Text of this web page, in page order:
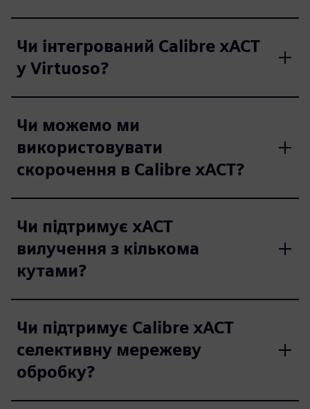
Чи інтегрований Calibre xACT
у Virtuoso?
Чи можемо ми
використовувати
скорочення в Calibre xACT?
Чи підтримує xACT
вилучення з кількома
кутами?
Чи підтримує Calibre xACT
селективну мережеву
обробку?